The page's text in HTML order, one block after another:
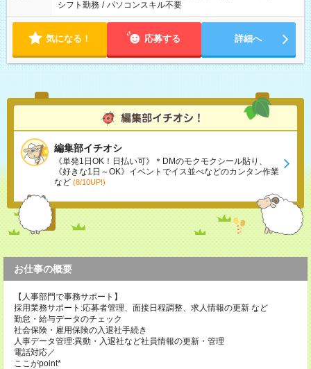
シフト勤務 / パソコンスキル不要
気になる！ 応募する 詳細へ
編集部イチオシ
《単発1日OK！日払い可》＊DMのモクモクシール貼り、
《好きな1日～OK》イベントでイス並べなどのカンタン作業
など (8/10UP!)
お仕事の概要
【人事部門で事務サポート】
採用業務サポート:応募者管理、面接日程調整、求人情報の更新 など
勤怠・給与データのチェック
社会保険・雇用保険の入退社手続き
人事データ管理:異動・入退社など社員情報の更新・管理
電話対応／
ここがpoint*